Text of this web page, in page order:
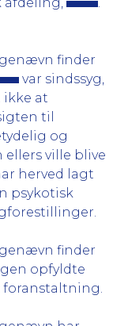
finder
var sindssyg,
ikke at
til
og
ville blive
herved lagt
psykotisk
finder
opfyldte